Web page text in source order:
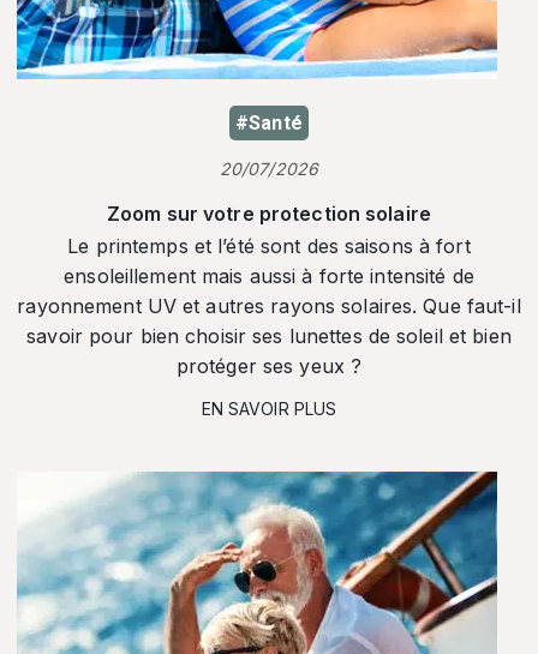
#Santé
20/07/2026
Zoom sur votre protection solaire
Le printemps et l’été sont des saisons à fort
ensoleillement mais aussi à forte intensité de
rayonnement UV et autres rayons solaires. Que faut-il
savoir pour bien choisir ses lunettes de soleil et bien
protéger ses yeux ?
EN SAVOIR PLUS